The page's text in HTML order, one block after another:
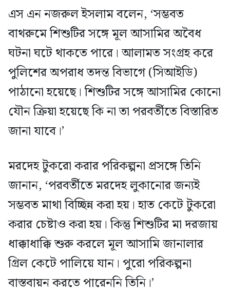
এস এন নজরুল ইসলাম বলেন, ‘সম্ভবত
বাথরুমে শিশুটির সঙ্গে মূল আসামির অবৈধ
ঘটনা ঘটে থাকতে পারে। আলামত সংগ্রহ করে
পুলিশের অপরাধ তদন্ত বিভাগে (সিআইডি)
পাঠানো হয়েছে। শিশুটির সঙ্গে আসামির কোনো
যৌন ক্রিয়া হয়েছে কি না তা পরবর্তীতে বিস্তারিত
জানা যাবে।’
মরদেহ টুকরো করার পরিকল্পনা প্রসঙ্গে তিনি
জানান, ‘পরবর্তীতে মরদেহ লুকানোর জন্যই
সম্ভবত মাথা বিচ্ছিন্ন করা হয়। হাত কেটে টুকরো
করার চেষ্টাও করা হয়। কিন্তু শিশুটির মা দরজায়
ধাক্কাধাক্কি শুরু করলে মূল আসামি জানালার
গ্রিল কেটে পালিয়ে যান। পুরো পরিকল্পনা
বাস্তবায়ন করতে পারেননি তিনি।’